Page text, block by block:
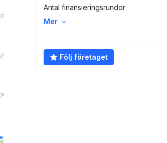
Antal finansieringsrundor
Mer
Följ företaget